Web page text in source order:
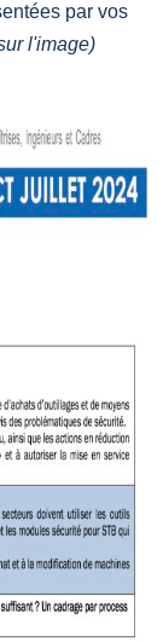
par vos
l'image)